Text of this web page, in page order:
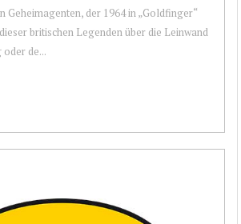
Geheimagenten, der 1964 in „Goldfinger“
britischen Legenden über die Leinwand
de...